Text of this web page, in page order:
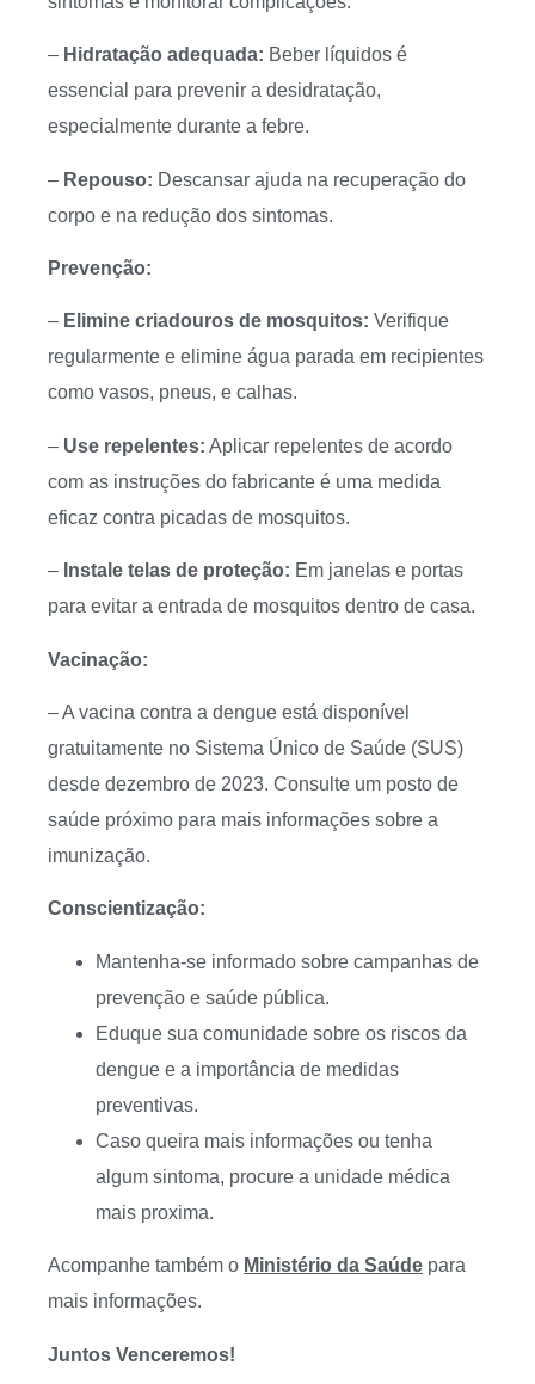
– Hidratação adequada: Beber líquidos é
essencial para prevenir a desidratação,
especialmente durante a febre.
– Repouso: Descansar ajuda na recuperação do
corpo e na redução dos sintomas.
Prevenção:
– Elimine criadouros de mosquitos: Verifique
regularmente e elimine água parada em recipientes
como vasos, pneus, e calhas.
– Use repelentes: Aplicar repelentes de acordo
com as instruções do fabricante é uma medida
eficaz contra picadas de mosquitos.
– Instale telas de proteção: Em janelas e portas
para evitar a entrada de mosquitos dentro de casa.
Vacinação:
– A vacina contra a dengue está disponível
gratuitamente no Sistema Único de Saúde (SUS)
desde dezembro de 2023. Consulte um posto de
saúde próximo para mais informações sobre a
imunização.
Conscientização:
Mantenha-se informado sobre campanhas de
prevenção e saúde pública.
Eduque sua comunidade sobre os riscos da
dengue e a importância de medidas
preventivas.
Caso queira mais informações ou tenha
algum sintoma, procure a unidade médica
mais proxima.
Acompanhe também o Ministério da Saúde para
mais informações.
Juntos Venceremos!